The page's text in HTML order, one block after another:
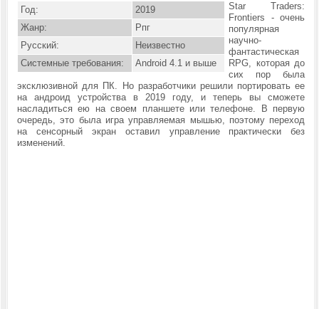
Год:
2019
Жанр:
Рпг
Русский:
Неизвестно
Системные требования:
Android 4.1 и выше
Star Traders:
Frontiers - очень
популярная
научно-
фантастическая
RPG, которая до
сих пор была
эксклюзивной для ПК. Но разработчики решили портировать ее
на андроид устройства в 2019 году, и теперь вы сможете
насладиться ею на своем планшете или телефоне. В первую
очередь, это была игра управляемая мышью, поэтому переход
на сенсорный экран оставил управление практически без
изменений.